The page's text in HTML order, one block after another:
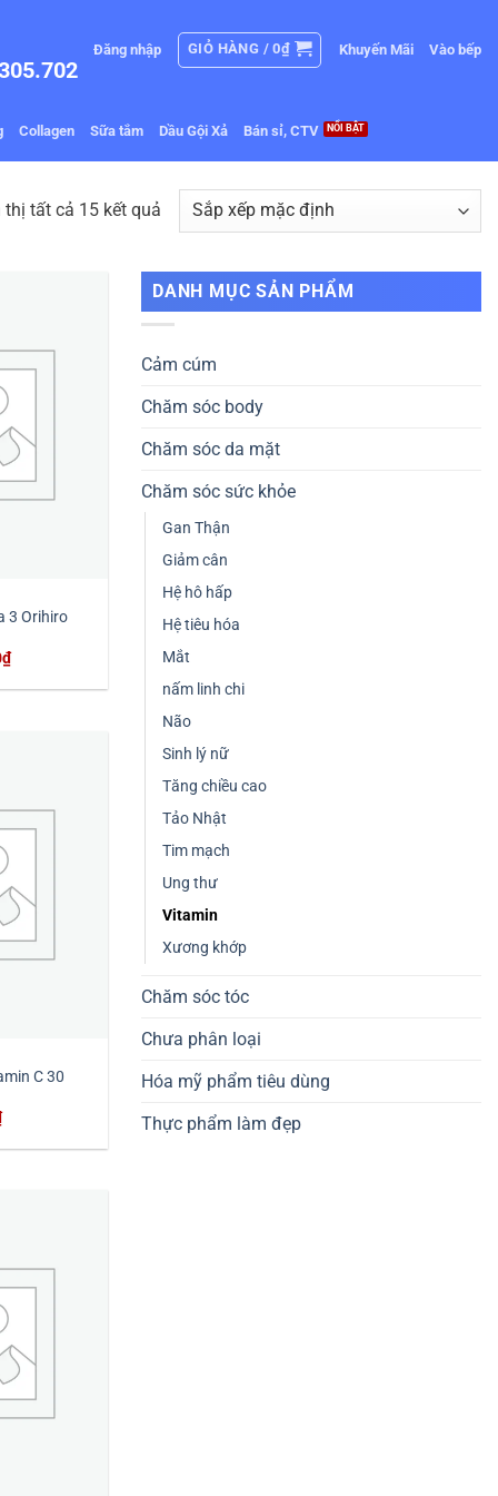
Đăng nhập GIỎ HÀNG /0₫ Khuyến Mãi Vào bếp
Collagen Sữa tắm Dầu Gội Xả Bán sỉ, CTV
thị tất cả 15 kết quả
3 Orihiro
₫Giá
hiện
tại
C 30
Giá
hiện
tại
DANH MỤC SẢN PHẨM
Cảm cúm
Chăm sóc body
Chăm sóc da mặt
Chăm sóc sức khỏe
Gan Thận
Giảm cân
Hệ hô hấp
Hệ tiêu hóa
Mắt
nấm linh chi
Não
Sinh lý nữ
Tăng chiều cao
Tảo Nhật
Tim mạch
Ung thư
Vitamin
Xương khớp
Chăm sóc tóc
Chưa phân loại
Hóa mỹ phẩm tiêu dùng
Thực phẩm làm đẹp